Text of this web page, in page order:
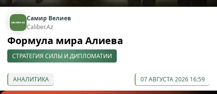
Самир Велиев
Caliber.Az
Формула мира Алиева
СТРАТЕГИЯ СИЛЫ И ДИПЛОМАТИИ
АНАЛИТИКА 07 АВГУСТА 2026 16:59